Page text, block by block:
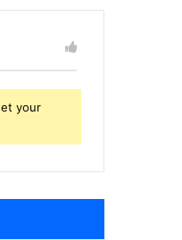
for
your